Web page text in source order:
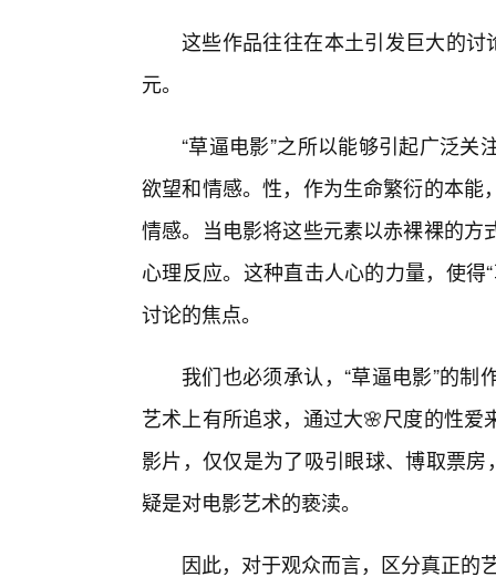
这些作品往往在本土引发巨大的讨
元。
“草逼电影”之所以能够引起广泛
欲望和情感。性，作为生命繁衍的本
情感。当电影将这些元素以赤裸裸的
心理反应。这种直击人心的力量，使
讨论的焦点。
我们也必须承认，“草逼电影”的
艺术上有所追求，通过大🌸尺度的性
影片，仅仅是为了吸引眼球、博取票
疑是对电影艺术的亵渎。
因此，对于观众而言，区分真正的